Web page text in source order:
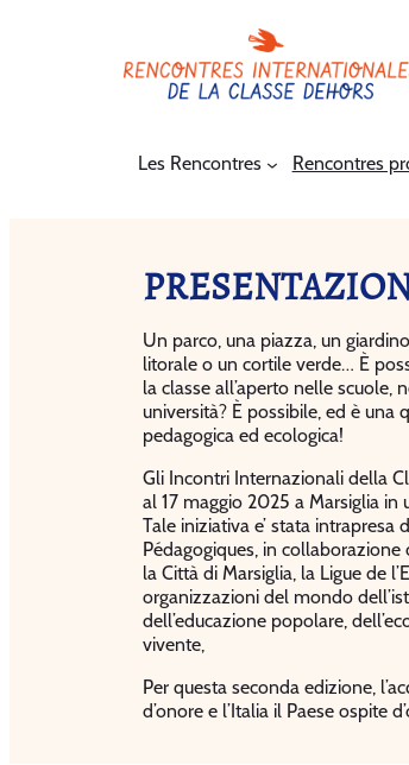
Les Rencontres
Rencontres
Un parco, una piazza, un
litorale o un cortile verde… È
la classe all’aperto nelle scuole,
università? È possibile, ed è una
pedagogica ed ecologica!
Gli Incontri Internazionali della
al 17 maggio 2025 a Marsiglia
Tale iniziativa e’ stata intrapresa
Pédagogiques, in collaborazione
la Città di Marsiglia, la Ligue de
organizzazioni del mondo
dell’educazione popolare,
vivente,
Per questa seconda edizione,
d’onore e l’Italia il Paese ospite